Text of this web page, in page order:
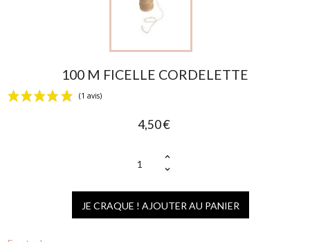
100 M FICELLE CORDELETTE
(1 avis)
4,50 €
JE CRAQUE ! AJOUTER AU PANIER